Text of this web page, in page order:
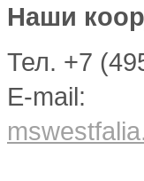
Наши
Тел. +7
E-mail: